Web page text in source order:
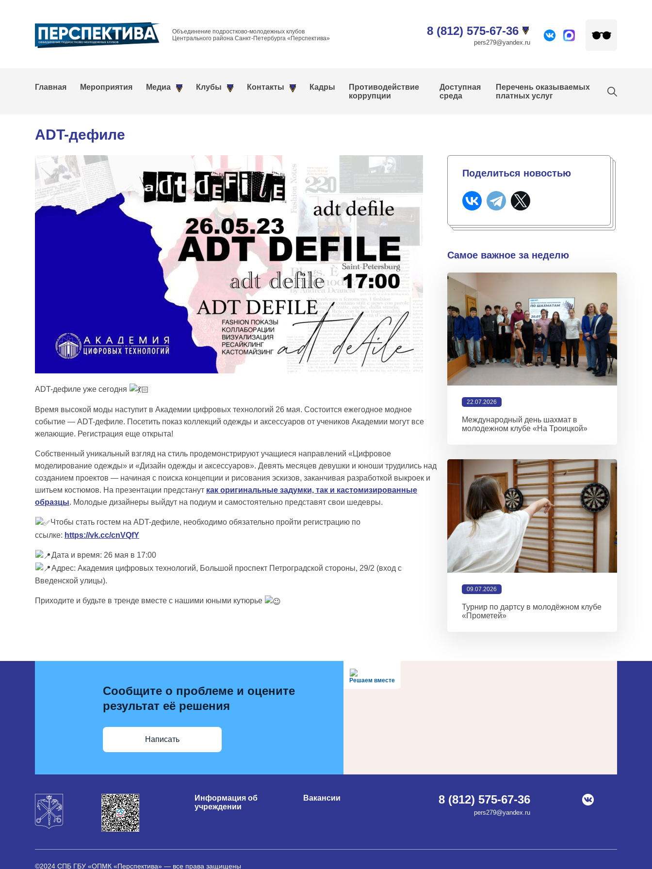
Объединение подростково-молодежных клубов
Центрального района Санкт-Петербурга «Перспектива»
8 (812) 575-67-36
pers279@yandex.ru
Главная Мероприятия Медиа Клубы Контакты Кадры
Противодействие
коррупции
Доступная
среда
Перечень оказываемых
платных услуг
ADT-дефиле
ADT-дефиле уже сегодня
Время высокой моды наступит в Академии цифровых технологий 26 мая. Состоится ежегодное модное
событие — ADT-дефиле. Посетить показ коллекций одежды и аксессуаров от учеников Академии могут все
желающие. Регистрация еще открыта!
Собственный уникальный взгляд на стиль продемонстрируют учащиеся направлений «Цифровое
моделирование одежды» и «Дизайн одежды и аксессуаров». Девять месяцев девушки и юноши трудились над
созданием проектов — начиная с поиска концепции и рисования эскизов, заканчивая разработкой выкроек и
шитьем костюмов. На презентации предстанут как оригинальные задумки, так и кастомизированные
образцы. Молодые дизайнеры выйдут на подиум и самостоятельно представят свои шедевры.
Чтобы стать гостем на ADT-дефиле, необходимо обязательно пройти регистрацию по
ссылке: https://vk.cc/cnVQfY
Дата и время: 26 мая в 17:00
Адрес: Академия цифровых технологий, Большой проспект Петроградской стороны, 29/2 (вход с
Введенской улицы).
Приходите и будьте в тренде вместе с нашими юными кутюрье
Поделиться новостью
Самое важное за неделю
22.07.2026
Международный день шахмат в
молодежном клубе «На Троицкой»
09.07.2026
Турнир по дартсу в молодёжном клубе
«Прометей»
Решаем вместе
Сообщите о проблеме и оцените
результат её решения
Написать
Информация об
учреждении
Вакансии 8 (812) 575-67-36
pers279@yandex.ru
©2024 СПБ ГБУ «ОПМК «Перспектива» — все права защищены